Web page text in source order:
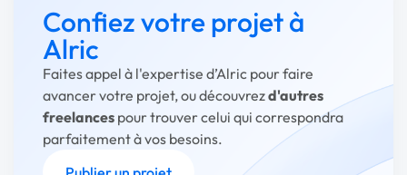
Confiez votre projet à
Alric
Faites appel à l'expertise d’Alric pour faire
avancer votre projet, ou découvrezd'autres
freelances pour trouver celui qui correspondra
parfaitement à vos besoins.